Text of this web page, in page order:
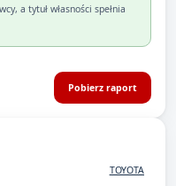
a tytuł własności spełnia
Pobierz raport
TOYOTA